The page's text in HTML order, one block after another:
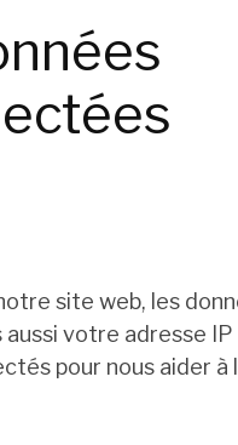
site web, les
votre adresse IP
pour nous aider à